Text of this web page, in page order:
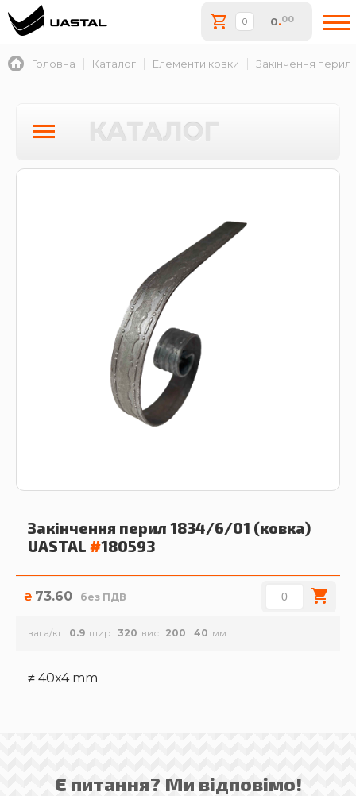
0.00
Головна Каталог Елементи ковки Закінчення перил
КАТАЛОГ
Закінчення перил 1834/6/01 (ковка)
UASTAL #180593
₴ 73.60 без ПДВ
вага/кг. 0.9 шир. 320 вис. 200 40
≠ 40x4 mm
Є питання? Ми відповімо!